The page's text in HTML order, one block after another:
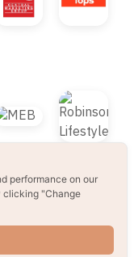
Web
performance on our
clicking "Change